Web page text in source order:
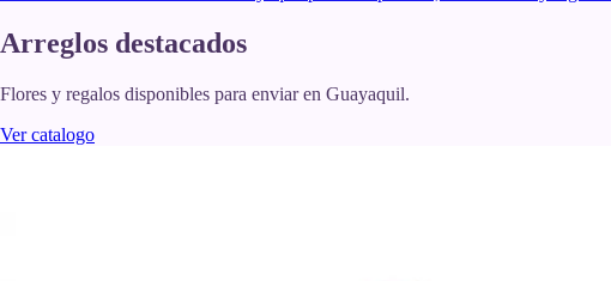
Arreglos destacados
Flores y regalos disponibles para enviar en Guayaquil.
Ver catalogo